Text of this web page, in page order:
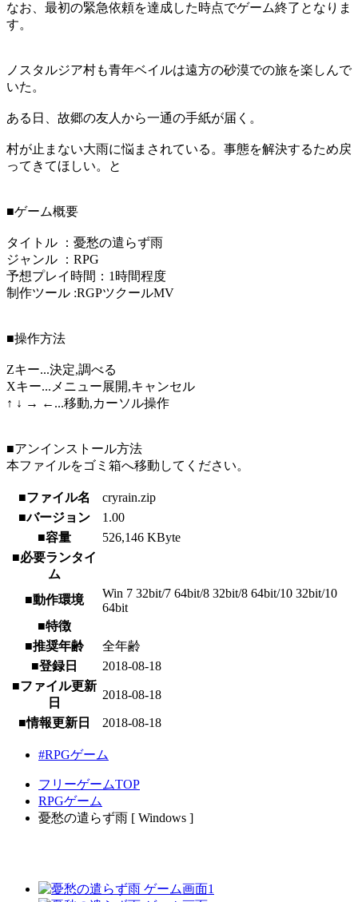
なお、最初の緊急依頼を達成した時点でゲーム終了となりま
す。
ノスタルジア村も青年ベイルは遠方の砂漠での旅を楽しんで
いた。
ある日、故郷の友人から一通の手紙が届く。
村が止まない大雨に悩まされている。事態を解決するため戻
ってきてほしい。と
■ゲーム概要
タイトル ：憂愁の遣らず雨
ジャンル ：RPG
予想プレイ時間：1時間程度
制作ツール :RGPツクールMV
■操作方法
Zキー...決定,調べる
Xキー...メニュー展開,キャンセル
↑ ↓ → ←...移動,カーソル操作
■アンインストール方法
本ファイルをゴミ箱へ移動してください。
■ファイル名
cryrain.zip
■バージョン
1.00
■容量
526,146 KByte
■必要ランタイ
ム
■動作環境
Win 7 32bit/7 64bit/8 32bit/8 64bit/10 32bit/10
64bit
■特徴
■推奨年齢
全年齢
■登録日
2018-08-18
■ファイル更新
日
2018-08-18
■情報更新日 2018-08-18
#RPGゲーム
フリーゲームTOP
RPGゲーム
憂愁の遣らず雨 [ Windows ]